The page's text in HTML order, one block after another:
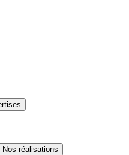
Nos réalisations